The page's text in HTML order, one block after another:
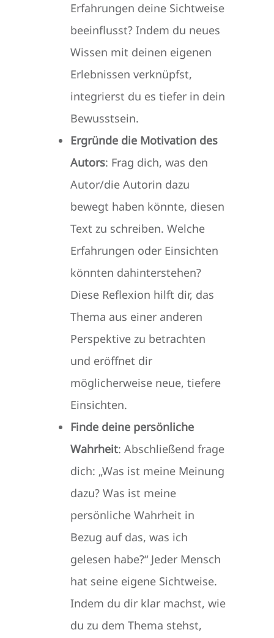
Erfahrungen deine Sichtweise
beeinflusst? Indem du neues
Wissen mit deinen eigenen
Erlebnissen verknüpfst,
integrierst du es tiefer in dein
Bewusstsein.
Ergründe die Motivation des
Autors: Frag dich, was den
Autor/die Autorin dazu
bewegt haben könnte, diesen
Text zu schreiben. Welche
Erfahrungen oder Einsichten
könnten dahinterstehen?
Diese Reflexion hilft dir, das
Thema aus einer anderen
Perspektive zu betrachten
und eröffnet dir
möglicherweise neue, tiefere
Einsichten.
Finde deine persönliche
Wahrheit: Abschließend frage
dich: „Was ist meine Meinung
dazu? Was ist meine
persönliche Wahrheit in
Bezug auf das, was ich
gelesen habe?“ Jeder Mensch
hat seine eigene Sichtweise.
Indem du dir klar machst, wie
du zu dem Thema stehst,